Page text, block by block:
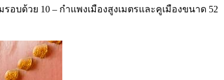
บด้วย 10 – กำแพงเมืองสูงเมตรและคูเมืองขนาด 52